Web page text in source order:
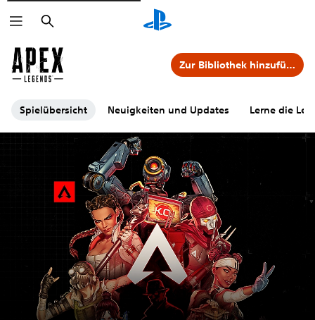
Suchen
Spielübersicht Neuigkeiten und Updates Lerne die
Zur Bibliothek hinzufügen